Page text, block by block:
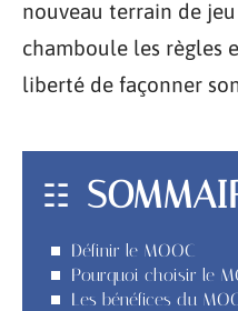
nouveau terrain de
chamboule les règles
liberté de façonner
Définir le MOOC
Pourquoi choisir le
Les bénéfices du